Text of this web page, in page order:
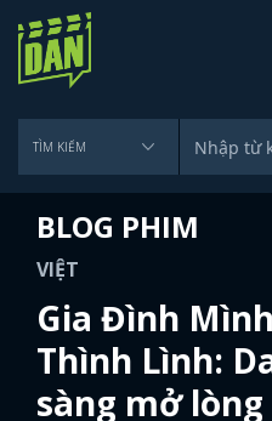
BLOG PHIM
VIỆT
Gia Đình
Thình Lình:
sàng mở